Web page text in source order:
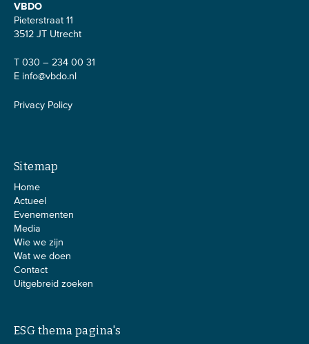
VBDO
Pieterstraat 11
3512 JT Utrecht
T 030 – 234 00 31
E info@vbdo.nl
Privacy Policy
Sitemap
Home
Actueel
Evenementen
Media
Wie we zijn
Wat we doen
Contact
Uitgebreid zoeken
ESG thema pagina's